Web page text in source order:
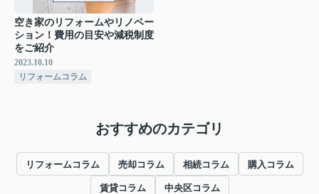
空き家のリフォームやリノベー
ション！費用の目安や減税制度
をご紹介
2023.10.10
リフォームコラム
おすすめのカテゴリ
リフォームコラム 売却コラム 相続コラム 購入コラム
賃貸コラム 中央区コラム